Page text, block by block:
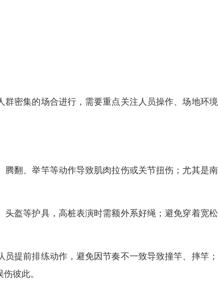
密集的场合进行，需要重点关注人员操作、场地环
翻、举竿等动作导致肌肉拉伤或关节扭伤；尤其是
盔等护具，高桩表演时需额外系好绳；避免穿着宽
提前排练动作，避免因节奏不一致导致撞竿、摔竿
彼此。